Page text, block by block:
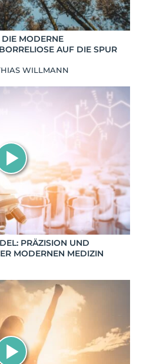
MODERNE
AUF DIE SPUR
WILLMANN
PRÄZISION UND
MODERNEN MEDIZIN